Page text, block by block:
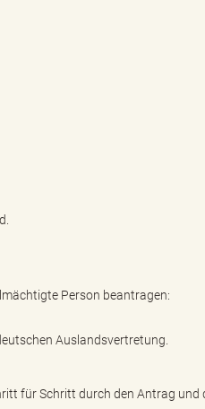
Person beantragen:
Auslandsvertretung.
für Schritt durch den Antrag und